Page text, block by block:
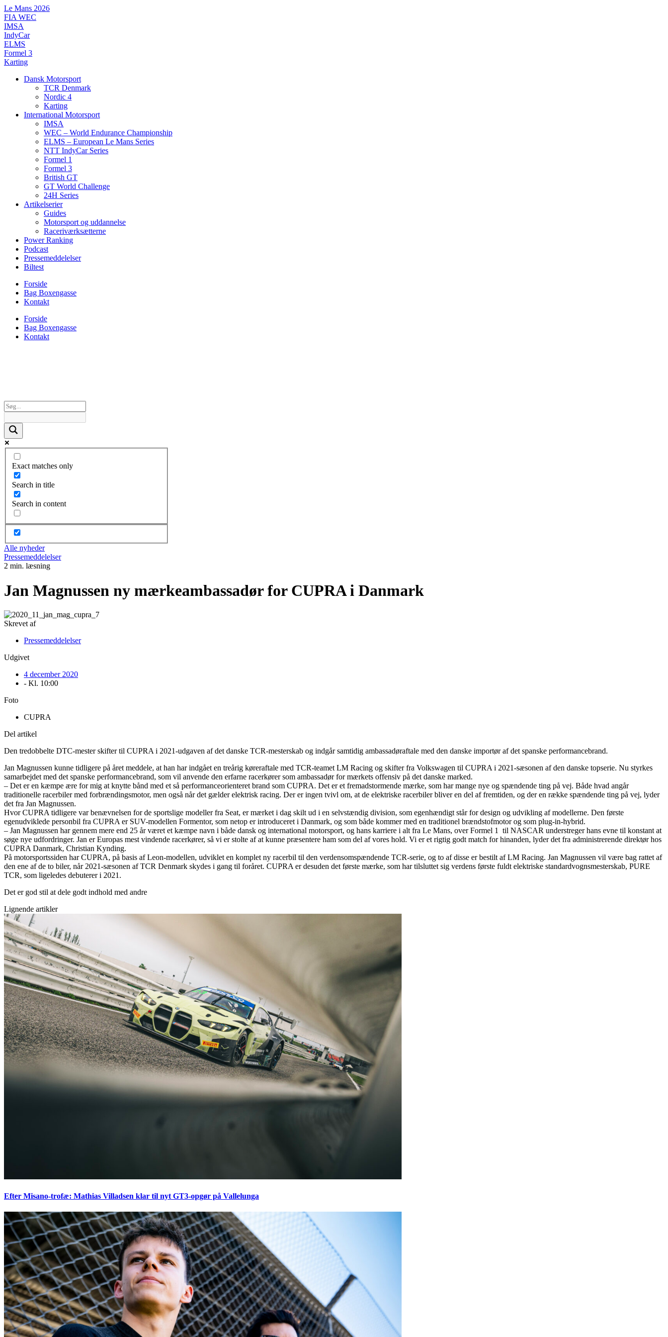
Videre
til
indhold
Le Mans 2026
FIA WEC
IMSA
IndyCar
ELMS
Formel 3
Karting
Dansk Motorsport
TCR Denmark
Nordic 4
Karting
International Motorsport
IMSA
WEC – World Endurance Championship
ELMS – European Le Mans Series
NTT IndyCar Series
Formel 1
Formel 3
British GT
GT World Challenge
24H Series
Artikelserier
Guides
Motorsport og uddannelse
Raceriværksætterne
Power Ranking
Podcast
Pressemeddelelser
Biltest
Forside
Bag Boxengasse
Kontakt
Forside
Bag Boxengasse
Kontakt
Exact matches only
Search in title
Search in content
Alle nyheder
Pressemeddelelser
2 min. læsning
Jan Magnussen ny mærkeambassadør for CUPRA i Danmark
Skrevet af
Pressemeddelelser
Udgivet
4 december 2020
- Kl. 10:00
Foto
CUPRA
Del artikel
Den tredobbelte DTC-mester skifter til CUPRA i 2021-udgaven af det danske TCR-mesterskab og indgår samtidig ambassadøraftale med den danske importør af det spanske performancebrand.
Jan Magnussen kunne tidligere på året meddele, at han har indgået en treårig køreraftale med TCR-teamet LM Racing og skifter fra Volkswagen til CUPRA i 2021-sæsonen af den danske topserie. Nu styrkes
samarbejdet med det spanske performancebrand, som vil anvende den erfarne racerkører som ambassadør for mærkets offensiv på det danske marked.
– Det er en kæmpe ære for mig at knytte bånd med et så performanceorienteret brand som CUPRA. Det er et fremadstormende mærke, som har mange nye og spændende ting på vej. Både hvad angår
traditionelle racerbiler med forbrændingsmotor, men også når det gælder elektrisk racing. Der er ingen tvivl om, at de elektriske racerbiler bliver en del af fremtiden, og der en række spændende ting på vej, lyder
det fra Jan Magnussen.
Hvor CUPRA tidligere var benævnelsen for de sportslige modeller fra Seat, er mærket i dag skilt ud i en selvstændig division, som egenhændigt står for design og udvikling af modellerne. Den første
egenudviklede personbil fra CUPRA er SUV-modellen Formentor, som netop er introduceret i Danmark, og som både kommer med en traditionel brændstofmotor og som plug-in-hybrid.
– Jan Magnussen har gennem mere end 25 år været et kæmpe navn i både dansk og international motorsport, og hans karriere i alt fra Le Mans, over Formel 1 til NASCAR understreger hans evne til konstant at
søge nye udfordringer. Jan er Europas mest vindende racerkører, så vi er stolte af at kunne præsentere ham som del af vores hold. Vi er et rigtig godt match for hinanden, lyder det fra administrerende direktør hos
CUPRA Danmark, Christian Kynding.
På motorsportssiden har CUPRA, på basis af Leon-modellen, udviklet en komplet ny racerbil til den verdensomspændende TCR-serie, og to af disse er bestilt af LM Racing. Jan Magnussen vil være bag rattet af
den ene af de to biler, når 2021-sæsonen af TCR Denmark skydes i gang til foråret. CUPRA er desuden det første mærke, som har tilsluttet sig verdens første fuldt elektriske standardvognsmesterskab, PURE
TCR, som ligeledes debuterer i 2021.
Det er god stil at dele godt indhold med andre
Lignende artikler
Efter Misano-trofæ: Mathias Villadsen klar til nyt GT3-opgør på Vallelunga